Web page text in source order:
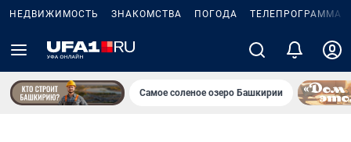
НЕДВИЖИМОСТЬ ЗНАКОМСТВА ПОГОДА ТЕЛЕПРОГРАММА
Самое соленое озеро Башкирии